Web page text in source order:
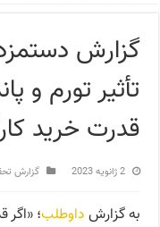
تأثیر تورم و
قدرت خرید
2 ژانویه 2023 گزارش
به گزارش داوطلب؛ «اگر